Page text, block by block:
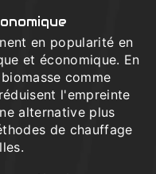
en popularité en
et économique. En
comme
l'empreinte
alternative plus
de chauffage